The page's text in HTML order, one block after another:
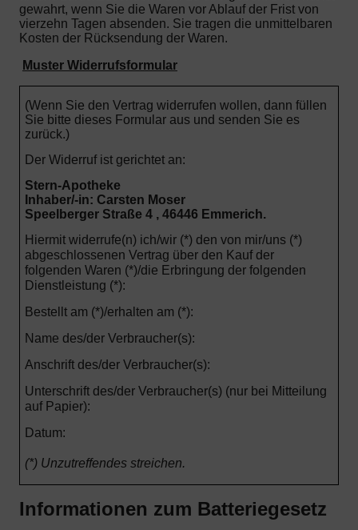
gewahrt, wenn Sie die Waren vor Ablauf der Frist von
vierzehn Tagen absenden. Sie tragen die unmittelbaren
Kosten der Rücksendung der Waren.
Muster Widerrufsformular
(Wenn Sie den Vertrag widerrufen wollen, dann füllen
Sie bitte dieses Formular aus und senden Sie es
zurück.)
Der Widerruf ist gerichtet an:
Stern-Apotheke
Inhaber/-in: Carsten Moser
Speelberger Straße 4 , 46446 Emmerich.
Hiermit widerrufe(n) ich/wir (*) den von mir/uns (*)
abgeschlossenen Vertrag über den Kauf der
folgenden Waren (*)/die Erbringung der folgenden
Dienstleistung (*):
Bestellt am (*)/erhalten am (*):
Name des/der Verbraucher(s):
Anschrift des/der Verbraucher(s):
Unterschrift des/der Verbraucher(s) (nur bei Mitteilung
auf Papier):
Datum:
(*) Unzutreffendes streichen.
Informationen zum Batteriegesetz